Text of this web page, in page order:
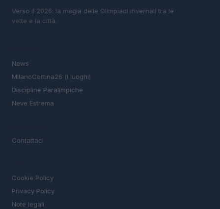
Verso il 2026: la magia delle Olimpiadi invernali tra le
vette e la città.
News
MIlanoCortina26 (i luoghi)
Discipline Paralimpiche
Neve Estrema
Contattaci
Cookie Policy
Privacy Policy
Note legali